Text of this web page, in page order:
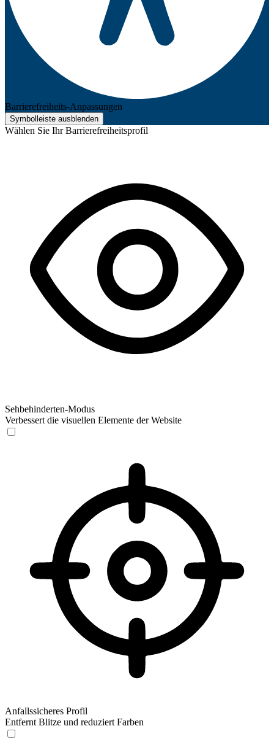
Barrierefreiheits-Anpassungen
Symbolleiste ausblenden
Wählen Sie Ihr Barrierefreiheitsprofil
Sehbehinderten-Modus
Verbessert die visuellen Elemente der Website
Anfallssicheres Profil
Entfernt Blitze und reduziert Farben